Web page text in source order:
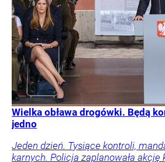
Wielka obława drogówki. Będą
jedno
Jeden dzień. Tysiące kontroli,
karnych. Policja zaplanowała